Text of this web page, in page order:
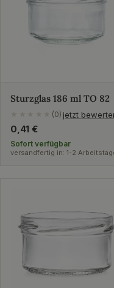
Sturzglas 186 ml TO 82
(0) jetzt
Regulärer
Preis
0,41 €
Sofort verfügbar
versandfertig in: 1-2